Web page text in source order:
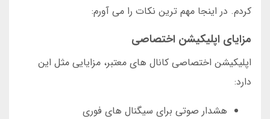
کردم. در اینجا مهم ترین نکات را می آورم:
مزایای اپلیکیشن اختصاصی
اپلیکیشن اختصاصی کانال های معتبر، مزایایی مثل این
دارد:
هشدار صوتی برای سیگنال های فوری